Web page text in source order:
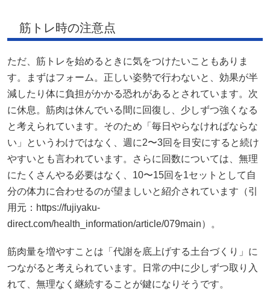
筋トレ時の注意点
ただ、筋トレを始めるときに気をつけたいこともありま
す。まずはフォーム。正しい姿勢で行わないと、効果が半
減したり体に負担がかかる恐れがあるとされています。次
に休息。筋肉は休んでいる間に回復し、少しずつ強くなる
と考えられています。そのため「毎日やらなければならな
い」というわけではなく、週に2〜3回を目安にすると続け
やすいとも言われています。さらに回数については、無理
にたくさんやる必要はなく、10〜15回を1セットとして自
分の体力に合わせるのが望ましいと紹介されています（引
用元：https://fujiyaku-
direct.com/health_information/article/079main）。
筋肉量を増やすことは「代謝を底上げする土台づくり」に
つながると考えられています。日常の中に少しずつ取り入
れて、無理なく継続することが鍵になりそうです。